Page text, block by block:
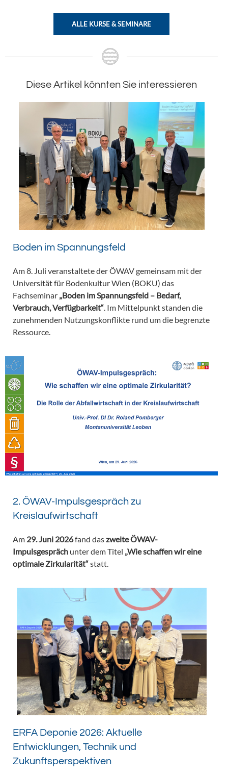
ALLE KURSE & SEMINARE
Diese Artikel könnten Sie interessieren
Boden im Spannungsfeld
Am 8. Juli veranstaltete der ÖWAV gemeinsam mit der
Universität für Bodenkultur Wien (BOKU) das
Fachseminar „Boden im Spannungsfeld – Bedarf,
Verbrauch, Verfügbarkeit“ . Im Mittelpunkt standen die
zunehmenden Nutzungskonflikte rund um die begrenzte
Ressource.
2. ÖWAV-Impulsgespräch zu
Kreislaufwirtschaft
Am 29. Juni 2026fand daszweite ÖWAV-
Impulsgespräch unter dem Titel „Wie schaffen wir eine
optimale Zirkularität“statt.
ERFA Deponie 2026: Aktuelle
Entwicklungen, Technik und
Zukunftsperspektiven